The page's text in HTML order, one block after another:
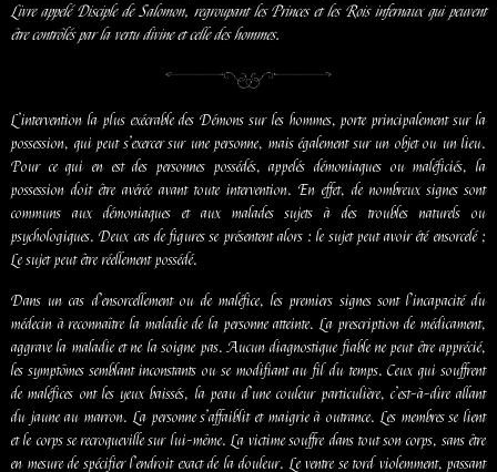
Livre appelé Disciple de Salomon, regroupant les Princes et les Rois infernaux qui peuvent
être contrôlés par la vertu divine et celle des hommes.
L’intervention la plus exécrable des Démons sur les hommes, porte principalement sur la
possession, qui peut s’exercer sur une personne, mais également sur un objet ou un lieu.
Pour ce qui en est des personnes possédés, appelés démoniaques ou maléficiés, la
possession doit être avérée avant toute intervention. En effet, de nombreux signes sont
communs aux démoniaques et aux malades sujets à des troubles naturels ou
psychologiques. Deux cas de figures se présentent alors : le sujet peut avoir été ensorcelé ;
Le sujet peut être réellement possédé.
Dans un cas d’ensorcellement ou de maléfice, les premiers signes sont l’incapacité du
médecin à reconnaître la maladie de la personne atteinte. La prescription de médicament,
aggrave la maladie et ne la soigne pas. Aucun diagnostique fiable ne peut être apprécié,
les symptômes semblant inconstants ou se modifiant au fil du temps. Ceux qui souffrent
de maléfices ont les yeux baissés, la peau d’une couleur particulière, c’est-à-dire allant
du jaune au marron. La personne s’affaiblit et maigrie à outrance. Les membres se lient
et le corps se recroqueville sur lui-même. La victime souffre dans tout son corps, sans être
en mesure de spécifier l’endroit exact de la douleur. Le ventre se tord violemment, passant